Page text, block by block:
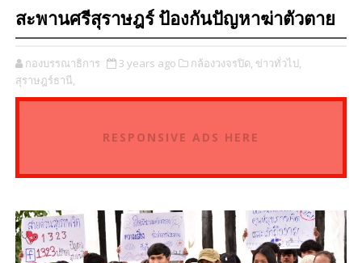
สะพานศรีสุราษฎร์ ป้องกันปัญหาฆ่าตัวตาย
กองบรรณาธิการ 3 years ago กล้องวงจรปิด, ข่าวทั่วไป,
สุราษฎร์ธานี,
RESPONSIVE ADS HERE